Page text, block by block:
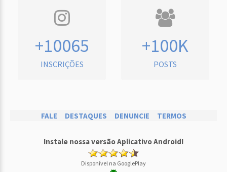
+10065
INSCRIÇÕES
+100K
POSTS
FALE DESTAQUES DENUNCIE TERMOS
Instale nossa versão Aplicativo Android!
Disponível na GooglePlay